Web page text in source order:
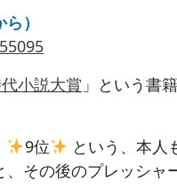
）
小説大賞 」という書
9位
という、本人
、その後のプレッシャ